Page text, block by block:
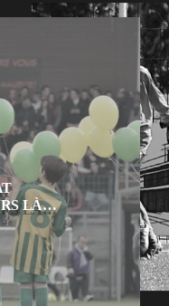
LÀ…